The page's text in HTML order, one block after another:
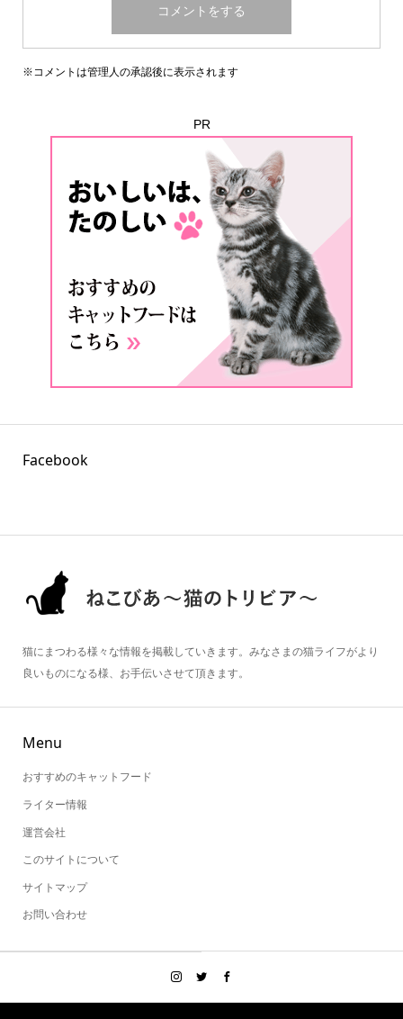
※コメントは管理人の承認後に表示されます
PR
Facebook
猫にまつわる様々な情報を掲載していきます。みなさまの猫ライフがより
良いものになる様、お手伝いさせて頂きます。
Menu
おすすめのキャットフード
ライター情報
運営会社
このサイトについて
サイトマップ
お問い合わせ